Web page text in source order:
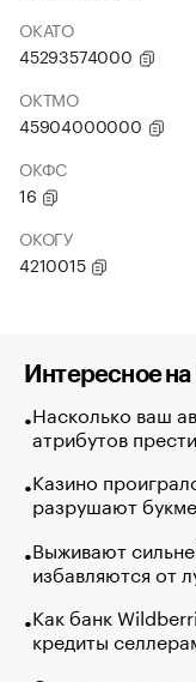
ОКАТО
45293574000
ОКТМО
45904000000
ОКФС
16
ОКОГУ
4210015
Интересное
Насколько ваш
атрибутов
Казино
разрушают
Выживают
избавляются от
Как банк
кредиты